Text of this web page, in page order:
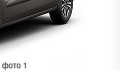
Partner 1.6 HDi MT - фото 2